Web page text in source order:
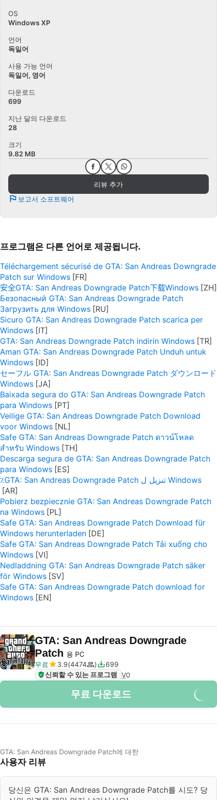
OS
Windows XP
언어
독일어
사용 가능 언어
독일어 영어
다운로드
699
지난 달의 다운로드
28
크기
9.82 MB
리뷰 추가
보고서 소프트웨어
프로그램은 다른 언어로 제공됩니다.
Téléchargement sécurisé de GTA: San Andreas Downgrade
Patch sur Windows
安全GTA: San Andreas Downgrade Patch下载Windows
Безопасный GTA: San Andreas Downgrade Patch
Загрузить для Windows
Sicuro GTA: San Andreas Downgrade Patch scarica per
Windows
GTA: San Andreas Downgrade Patch indirin Windows
Aman GTA: San Andreas Downgrade Patch Unduh untuk
Windows
セーフル GTA: San Andreas Downgrade Patch ダウンロード
Windows
Baixada segura do GTA: San Andreas Downgrade Patch
para Windows
Veilige GTA: San Andreas Downgrade Patch Download
voor Windows
Safe GTA: San Andreas Downgrade Patch ดาวน์โหลด
สำหรับ Windows
Descarga segura de GTA: San Andreas Downgrade Patch
para Windows
٪GTA: San Andreas Downgrade Patch تنزيل ل Windows
Pobierz bezpiecznie GTA: San Andreas Downgrade Patch
na Windows
Safe GTA: San Andreas Downgrade Patch Download für
Windows herunterladen
Safe GTA: San Andreas Downgrade Patch Tải xuống cho
Windows
Nedladdning GTA: San Andreas Downgrade Patch säker
för Windows
Safe GTA: San Andreas Downgrade Patch download for
Windows
GTA: San Andreas Downgrade
Patch 용 PC
무료
3.9 4474
699
신뢰할 수 있는 프로그램 V0
무료 다운로드
GTA: San Andreas Downgrade Patch에 대한
사용자 리뷰
당신은 GTA: San Andreas Downgrade Patch를 시도? 당